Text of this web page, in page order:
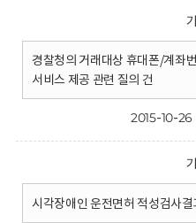
경찰청의 거래대상 휴대폰/계좌
서비스 제공 관련 질의 건
2015-10-26
시각장애인 운전면허 적성검사결